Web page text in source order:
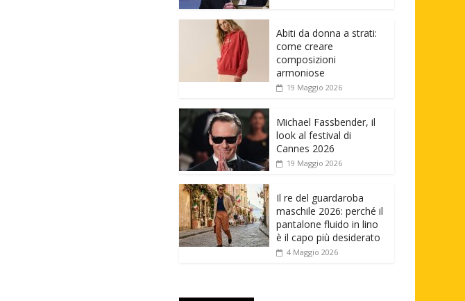
Abiti da donna a strati:
come creare
composizioni
armoniose
19 Maggio 2026
Michael Fassbender, il
look al festival di
Cannes 2026
19 Maggio 2026
Il re del guardaroba
maschile 2026: perché il
pantalone fluido in lino
è il capo più desiderato
4 Maggio 2026